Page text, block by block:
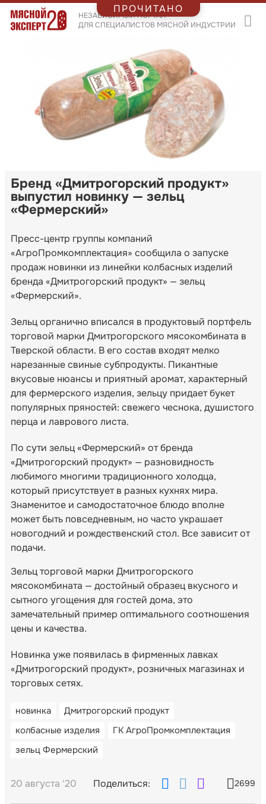
НЕЗАВИСИМЫЙ ПОРТАЛ
ДЛЯ СПЕЦИАЛИСТОВ МЯСНОЙ ИНДУСТРИИ
Бренд «Дмитрогорский продукт»
выпустил новинку — зельц
«Фермерский»
Пресс-центр группы компаний
«АгроПромкомплектация» сообщила о запуске
продаж новинки из линейки колбасных изделий
бренда «Дмитрогорский продукт» — зельц
«Фермерский».
Зельц органично вписался в продуктовый портфель
торговой марки Дмитрогорского мясокомбината в
Тверской области. В его состав входят мелко
нарезанные свиные субпродукты. Пикантные
вкусовые нюансы и приятный аромат, характерный
для фермерского изделия, зельцу придает букет
популярных пряностей: свежего чеснока, душистого
перца и лаврового листа.
По сути зельц «Фермерский» от бренда
«Дмитрогорский продукт» — разновидность
любимого многими традиционного холодца,
который присутствует в разных кухнях мира.
Знаменитое и самодостаточное блюдо вполне
может быть повседневным, но часто украшает
новогодний и рождественский стол. Все зависит от
подачи.
Зельц торговой марки Дмитрогорского
мясокомбината — достойный образец вкусного и
сытного угощения для гостей дома, это
замечательный пример оптимального соотношения
цены и качества.
Новинка уже появилась в фирменных лавках
«Дмитрогорский продукт», розничных магазинах и
торговых сетях.
новинка
Дмитрогорский продукт
колбасные изделия
ГК АгроПромкомплектация
зельц Фермерский
20 августа '20 Поделиться: 2699
ПРОЧИТАНО